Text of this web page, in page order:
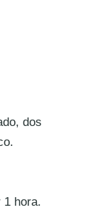
dos
1 hora.